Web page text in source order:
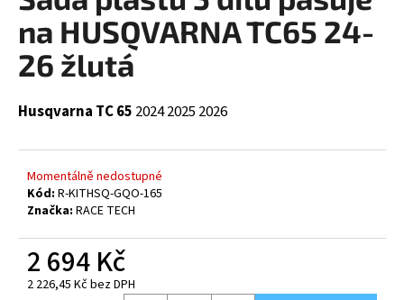
5
hvězdiček.
na HUSQVARNA TC65 24-
26 žlutá
Husqvarna TC 65 20242025 2026
Momentálně nedostupné
Kód: R-KITHSQ-GQO-165
Značka: RACE TECH
2 694 Kč
2 226,45 Kč bez DPH
a
j
í
?
HLEDAT
D